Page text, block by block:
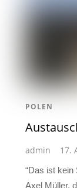
POLEN
admin 17.
“Das ist kein
Axel Müller,